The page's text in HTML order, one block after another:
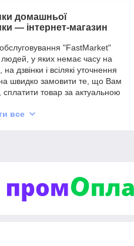
домашньої
— інтернет-магазин
"FastMarket"
у яких немає часу на
дзвінки і всілякі уточнення
швидко замовити те, що Вам
товар за актуальною
не втрачаючи в
тісному Інтернет-просторі і
постачальниками.
все